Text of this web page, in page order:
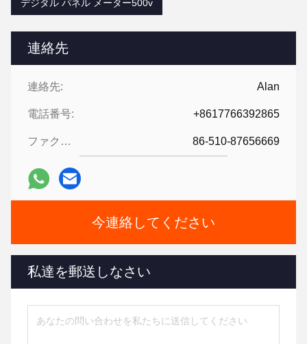
連絡先
連絡先: Alan
電話番号: +8617766392865
ファクシミリ: 86-510-87656669
今連絡してください
私達を郵送しなさい
デジタル パネル メーター500v